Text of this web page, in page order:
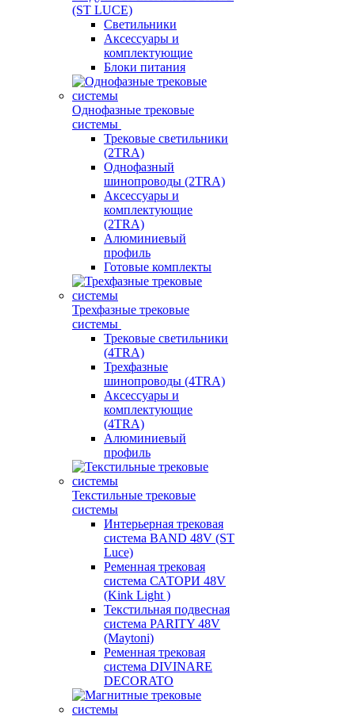
(ST LUCE)
Светильники
Аксессуары и
комплектующие
Блоки питания
Однофазные трековые
системы
Трековые светильники
(2TRA)
Однофазный
шинопроводы (2TRA)
Аксессуары и
комплектующие
(2TRA)
Алюминиевый
профиль
Готовые комплекты
Трехфазные трековые
системы
Трековые светильники
(4TRA)
Трехфазные
шинопроводы (4TRA)
Аксессуары и
комплектующие
(4TRA)
Алюминиевый
профиль
Текстильные трековые
системы
Интерьерная трековая
система BAND 48V (ST
Luce)
Ременная трековая
система САТОРИ 48V
(Kink Light )
Текстильная подвесная
система PARITY 48V
(Maytoni)
Ременная трековая
система DIVINARE
DECORATO